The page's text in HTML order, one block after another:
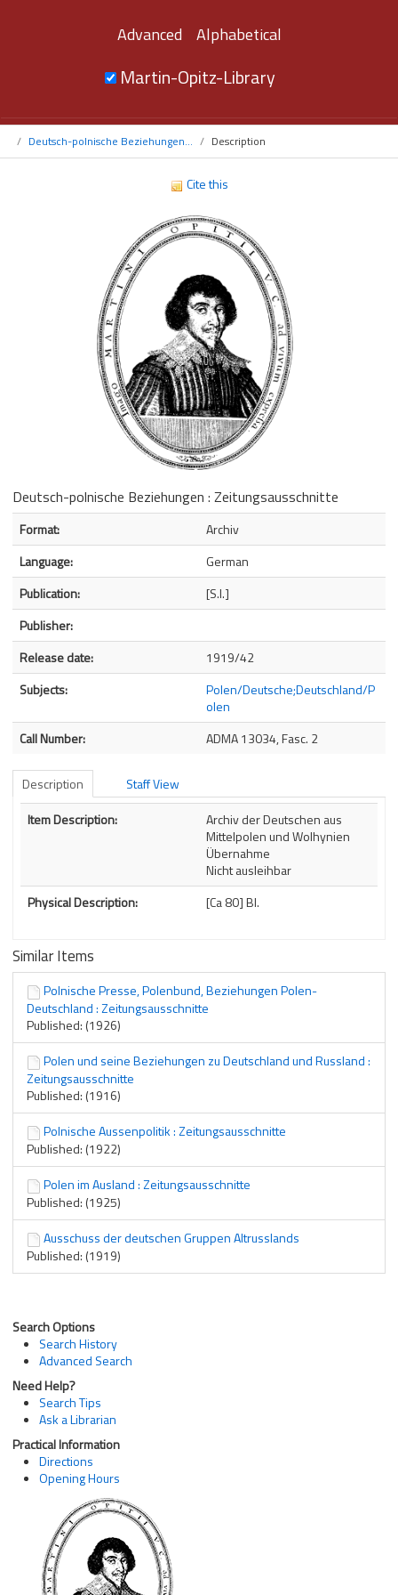
Advanced Alphabetical
Martin-Opitz-Library
Deutsch-polnische Beziehungen... Description
Cite this
Deutsch-polnische Beziehungen : Zeitungsausschnitte
Bibliographic Details
Format:
Archiv
Language:
German
Publication:
[S.l.]
Publisher:
Release date:
1919/42
Subjects:
Polen/Deutsche;Deutschland/P
olen
Call Number:
ADMA 13034, Fasc. 2
Description
Staff View
Description
Item Description:
Archiv der Deutschen aus
Mittelpolen und Wolhynien
Übernahme
Nicht ausleihbar
Physical Description:
[Ca 80] Bl.
Similar Items
Polnische Presse, Polenbund, Beziehungen Polen-
Deutschland : Zeitungsausschnitte
Published: (1926)
Polen und seine Beziehungen zu Deutschland und Russland :
Zeitungsausschnitte
Published: (1916)
Polnische Aussenpolitik : Zeitungsausschnitte
Published: (1922)
Polen im Ausland : Zeitungsausschnitte
Published: (1925)
Ausschuss der deutschen Gruppen Altrusslands
Published: (1919)
Search Options
Search History
Advanced Search
Need Help?
Search Tips
Ask a Librarian
Practical Information
Directions
Opening Hours